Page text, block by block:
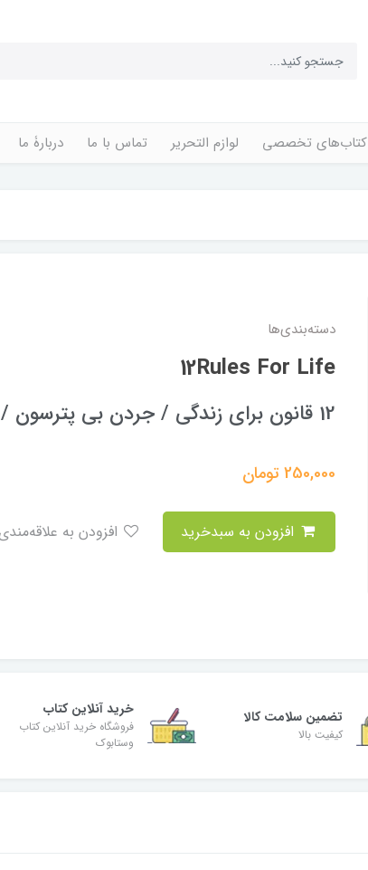
کتاب‌های تخصصی لوازم التحریر تماس با ما دربارۀ ما
دسته‌بندی‌ها
12Rules For Life
12 قانون برای زندگی / جردن بی پترسون / Jordan.B.Peterson
250,000تومان
تضمین سلامت کالا
کیفیت بالا
خرید آنلاین کتاب
فروشگاه خرید آنلاین کتاب
وستابوک